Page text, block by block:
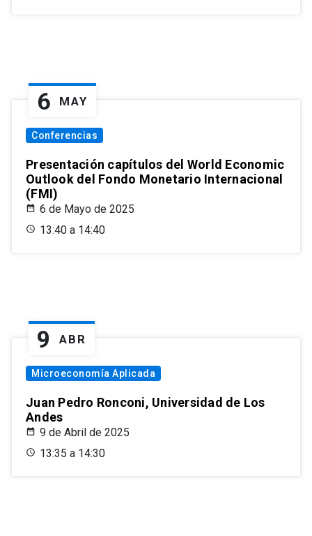
6 MAY
Conferencias
Presentación capítulos del World Economic
Outlook del Fondo Monetario Internacional
(FMI)
6 de Mayo de 2025
13:40 a 14:40
9 ABR
Microeconomía Aplicada
Juan Pedro Ronconi, Universidad de Los
Andes
9 de Abril de 2025
13:35 a 14:30